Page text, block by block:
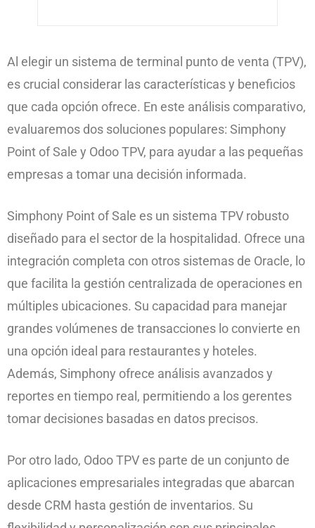
Al elegir un sistema de terminal punto de venta (TPV),
es crucial considerar las características y beneficios
que cada opción ofrece. En este análisis comparativo,
evaluaremos dos soluciones populares: Simphony
Point of Sale y Odoo TPV, para ayudar a las pequeñas
empresas a tomar una decisión informada.
Simphony Point of Sale es un sistema TPV robusto
diseñado para el sector de la hospitalidad. Ofrece una
integración completa con otros sistemas de Oracle, lo
que facilita la gestión centralizada de operaciones en
múltiples ubicaciones. Su capacidad para manejar
grandes volúmenes de transacciones lo convierte en
una opción ideal para restaurantes y hoteles.
Además, Simphony ofrece análisis avanzados y
reportes en tiempo real, permitiendo a los gerentes
tomar decisiones basadas en datos precisos.
Por otro lado, Odoo TPV es parte de un conjunto de
aplicaciones empresariales integradas que abarcan
desde CRM hasta gestión de inventarios. Su